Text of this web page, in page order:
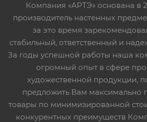
Компания «АРТЭ» основана в
производитель настенных
за это время
стабильный, ответственный и
За годы успешной работы наша
огромный опыт в сфере
художественной продукции,
предложить Вам максимально
товары по минимизированной
конкурентных преимуществ